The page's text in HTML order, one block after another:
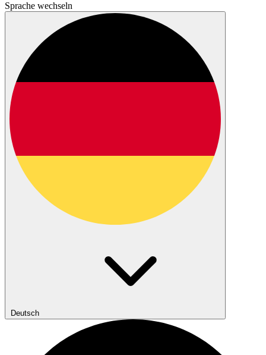
Sprache wechseln
Deutsch